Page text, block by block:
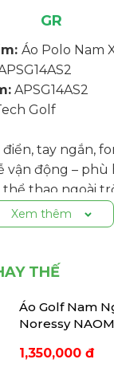
GR
Áo Polo Nam
APSG14AS2
Golf
điển, tay ngắn,
vận động – phù
thao ngoài
màu đen, tạo
mạnh mẽ và
trẻ trung, năng
tạo sự khác biệt,
Một đường line
vai giúp
Xem thêm
THẾ
Áo Golf Nam
Noressy
1,350,000 đ